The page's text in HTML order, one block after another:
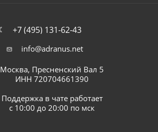
+7 (495) 131-62-43
info@adranus.net
Москва, Пресненский Вал 5
ИНН 720704661390
Поддержка в чате работает
с 10:00 до 20:00 по мск